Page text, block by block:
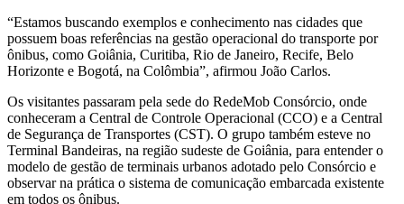
“Estamos buscando exemplos e conhecimento nas cidades que
possuem boas referências na gestão operacional do transporte por
ônibus, como Goiânia, Curitiba, Rio de Janeiro, Recife, Belo
Horizonte e Bogotá, na Colômbia”, afirmou João Carlos.
Os visitantes passaram pela sede do RedeMob Consórcio, onde
conheceram a Central de Controle Operacional (CCO) e a Central
de Segurança de Transportes (CST). O grupo também esteve no
Terminal Bandeiras, na região sudeste de Goiânia, para entender o
modelo de gestão de terminais urbanos adotado pelo Consórcio e
observar na prática o sistema de comunicação embarcada existente
em todos os ônibus.